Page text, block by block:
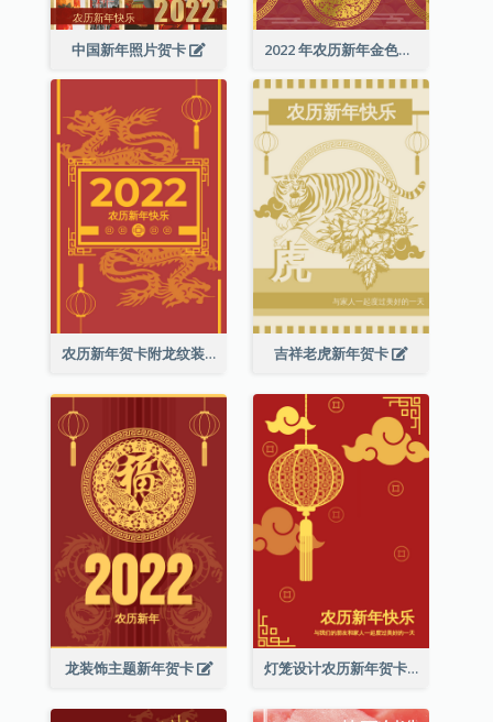
中国新年照片贺卡 2022 年农历新年金色贺卡
农历新年贺卡附龙纹装饰 吉祥老虎新年贺卡
龙装饰主题新年贺卡 灯笼设计农历新年贺卡